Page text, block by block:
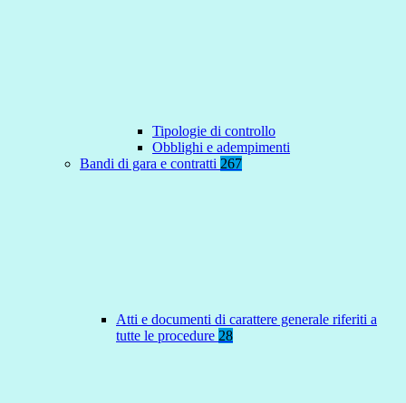
Tipologie di controllo
Obblighi e adempimenti
Bandi di gara e contratti 267
Atti e documenti di carattere generale riferiti a
tutte le procedure 28